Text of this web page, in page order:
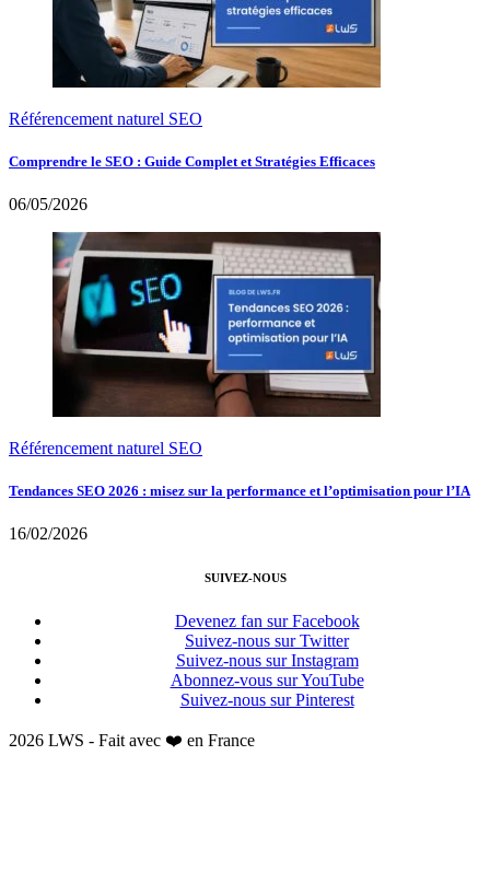
Référencement naturel SEO
Comprendre le SEO : Guide Complet et Stratégies Efficaces
06/05/2026
Référencement naturel SEO
Tendances SEO 2026 : misez sur la performance et l’optimisation pour l’IA
16/02/2026
SUIVEZ-NOUS
Devenez fan sur Facebook
Suivez-nous sur Twitter
Suivez-nous sur Instagram
Abonnez-vous sur YouTube
Suivez-nous sur Pinterest
2026 LWS - Fait avec ❤️ en France